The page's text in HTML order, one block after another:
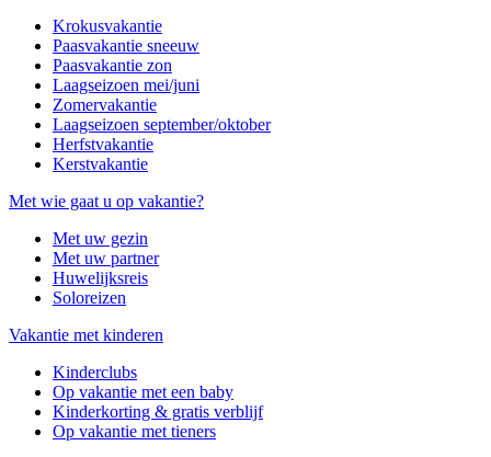
Krokusvakantie
Paasvakantie sneeuw
Paasvakantie zon
Laagseizoen mei/juni
Zomervakantie
Laagseizoen september/oktober
Herfstvakantie
Kerstvakantie
Met wie gaat u op vakantie?
Met uw gezin
Met uw partner
Huwelijksreis
Soloreizen
Vakantie met kinderen
Kinderclubs
Op vakantie met een baby
Kinderkorting & gratis verblijf
Op vakantie met tieners